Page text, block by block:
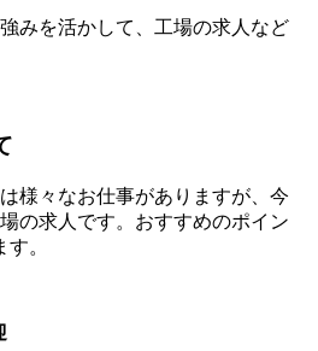
みを活かして、工場の求人など
様々なお仕事がありますが、今
の求人です。おすすめのポイン
。